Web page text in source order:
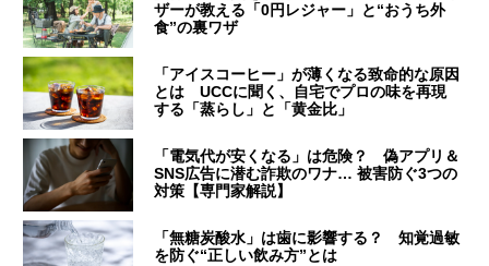
ザーが教える「0円レジャー」と“おうち外
食”の裏ワザ
「アイスコーヒー」が薄くなる致命的な原因
とは UCCに聞く、自宅でプロの味を再現
する「蒸らし」と「黄金比」
「電気代が安くなる」は危険？ 偽アプリ＆
SNS広告に潜む詐欺のワナ… 被害防ぐ3つの
対策【専門家解説】
「無糖炭酸水」は歯に影響する？ 知覚過敏
を防ぐ“正しい飲み方”とは